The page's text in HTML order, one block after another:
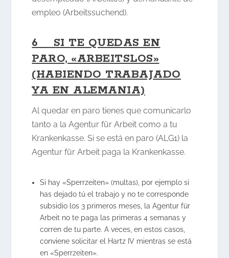
empleo (Arbeitssuchend).
6 SI TE QUEDAS EN
PARO, «ARBEITSLOS»
(HABIENDO TRABAJADO
YA EN ALEMANIA)
Al quedar en paro tienes que comunicarlo
tanto a la Agentur für Arbeit como a tu
Krankenkasse. Si se está en paro (ALG1) la
Agentur für Arbeit paga la Krankenkasse.
Si hay «Sperrzeiten» (multas), por ejemplo si
has dejado tú el trabajo y no te corresponde
subsidio los 3 primeros meses, la Agentur für
Arbeit no te paga las primeras 4 semanas y
corren de tu parte. A veces, en estos casos,
conviene solicitar el Hartz IV mientras se está
en «Sperrzeiten».